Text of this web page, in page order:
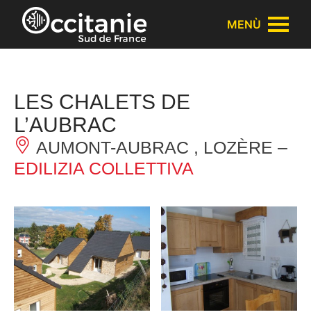
Pannello di gestione dei cookies
MENÙ
LES CHALETS DE
L’AUBRAC
AUMONT-AUBRAC , LOZÈRE –
EDILIZIA COLLETTIVA